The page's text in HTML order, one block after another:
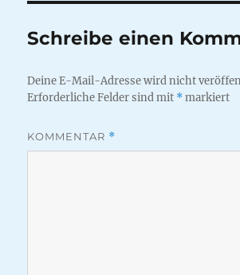
Schreibe einen
Deine E-Mail-Adresse wird nicht
Erforderliche Felder sind mit *markiert
KOMMENTAR *